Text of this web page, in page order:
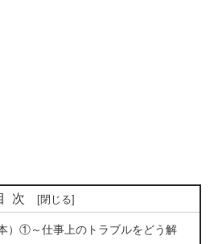
次
）①～仕事上のトラブルをどう解